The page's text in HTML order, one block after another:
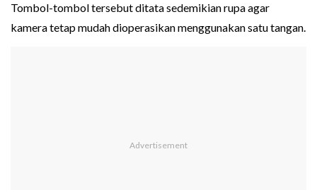
Tombol-tombol tersebut ditata sedemikian rupa agar
kamera tetap mudah dioperasikan menggunakan satu tangan.